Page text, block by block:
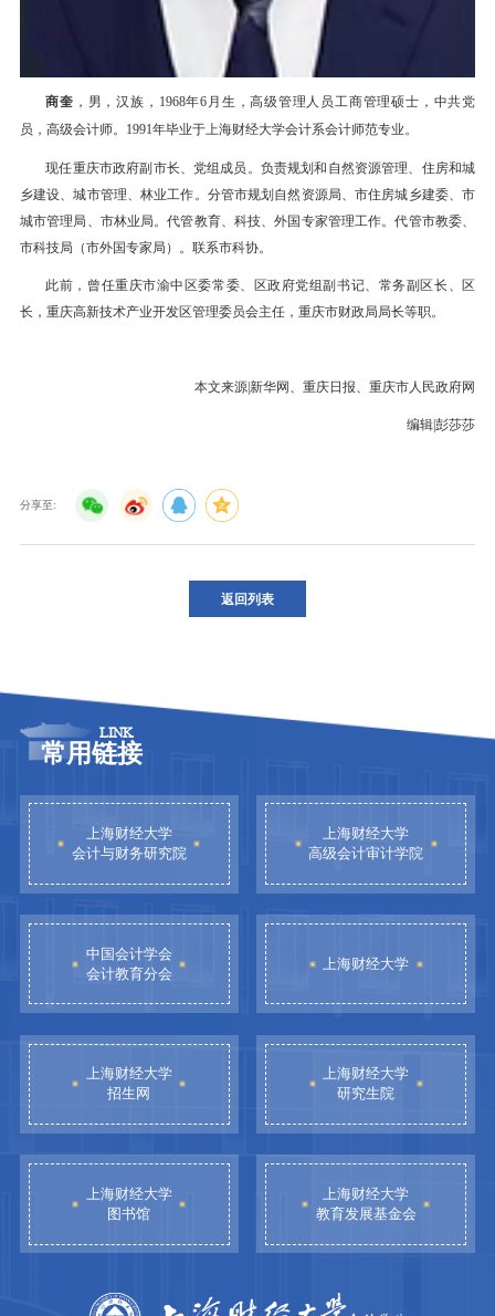
商奎 ，男，汉族，1968年6 月生，高级管理人员工商管理硕士，中共党
员 ，高级会计师。 1991年毕业于上海财经大学会计系会计师范专业。
现任重庆市政府副市长、党组成员。负责规划和自然资源管理、住房和城
乡建设、城市管理、林业工作。分管市规划自然资源局、市住房城乡建委、市
城市管理局、市林业局。代管教育、科技、外国专家管理工作。代管市教委、
市科技局（市外国专家局）。联系市科协。
此前，曾任重庆市渝中区委常委、区政府党组副书记、常务副区长、区
长，重庆高新技术产业开发区管理委员会主任，重庆市财政局局长等职。
本文来源|新华网、重庆日报、重庆市人民政府网
编辑|彭莎莎
分享至:
返回列表
LINK
常用链接
上海财经大学
会计与财务研究院
上海财经大学
高级会计审计学院
中国会计学会
会计教育分会
上海财经大学
上海财经大学
招生网
上海财经大学
研究生院
上海财经大学
图书馆
上海财经大学
教育发展基金会